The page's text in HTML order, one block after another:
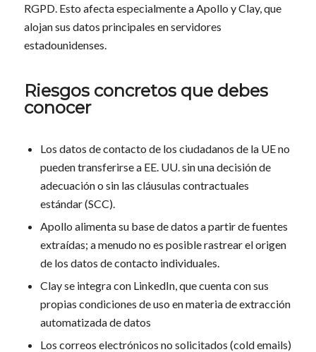
RGPD. Esto afecta especialmente a Apollo y Clay, que
alojan sus datos principales en servidores
estadounidenses.
Riesgos concretos que debes
conocer
Los datos de contacto de los ciudadanos de la UE no
pueden transferirse a EE. UU. sin una decisión de
adecuación o sin las cláusulas contractuales
estándar (SCC).
Apollo alimenta su base de datos a partir de fuentes
extraídas; a menudo no es posible rastrear el origen
de los datos de contacto individuales.
Clay se integra con LinkedIn, que cuenta con sus
propias condiciones de uso en materia de extracción
automatizada de datos
Los correos electrónicos no solicitados (cold emails)